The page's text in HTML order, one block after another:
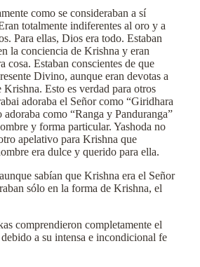
como se consideraban a sí
totalmente indiferentes al oro y a
Para ellas, Dios era todo. Estaban
la conciencia de Krishna y eran
cosa. Estaban conscientes de que
Divino, aunque eran devotas a
Esto es verdad para otros
adoraba el Señor como “Giridhara
como “Ranga y Panduranga”
y forma particular. Yashoda no
apelativo para Krishna que
era dulce y querido para ella.
sabían que Krishna era el Señor
sólo en la forma de Krishna, el
comprendieron completamente el
a su intensa e incondicional fe